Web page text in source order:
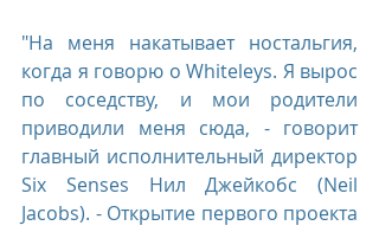
"На меня накатывает ностальгия,
когда я говорю о Whiteleys. Я вырос
по соседству, и мои родители
приводили меня сюда, - говорит
главный исполнительный директор
Six Senses Нил Джейкобс (Neil
Jacobs). - Открытие первого проекта